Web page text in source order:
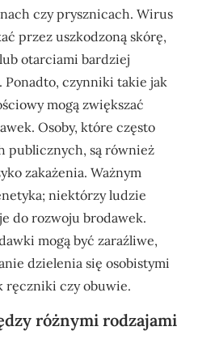
czy prysznicach. Wirus
przez uszkodzoną skórę,
otarciami bardziej
Ponadto, czynniki takie jak
mogą zwiększać
Osoby, które często
publicznych, są również
zakażenia. Ważnym
niektórzy ludzie
do rozwoju brodawek.
mogą być zaraźliwe,
dzielenia się osobistymi
ręczniki czy obuwie.
różnymi rodzajami